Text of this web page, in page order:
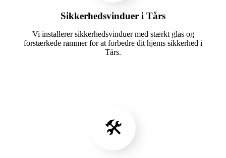
Sikkerhedsvinduer i Tårs
Vi installerer sikkerhedsvinduer med stærkt glas og
forstærkede rammer for at forbedre dit hjems sikkerhed i
Tårs.
🛠️